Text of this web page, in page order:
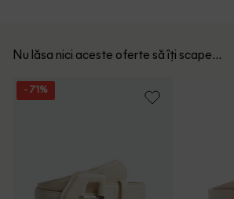
Nu lăsa nici aceste oferte să îți scape...
- 71%